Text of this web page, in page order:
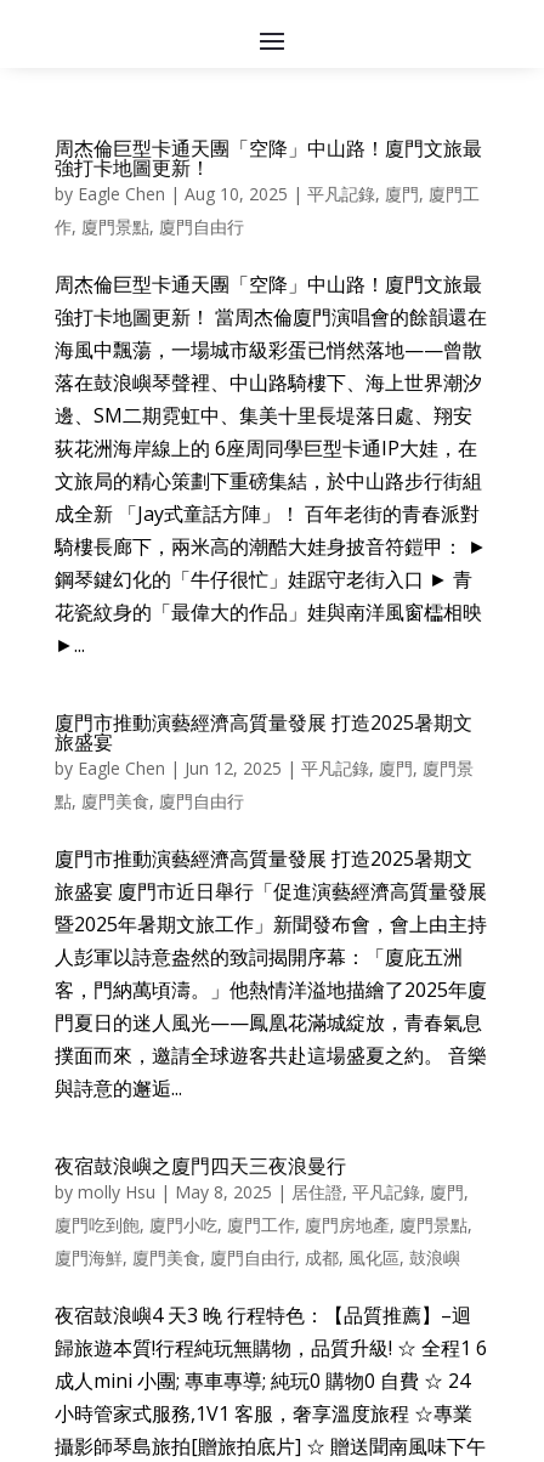
周杰倫巨型卡通天團「空降」中山路！廈門文旅最
強打卡地圖更新！
by Eagle Chen | Aug 10, 2025 | 平凡記錄, 廈門, 廈門工
作, 廈門景點, 廈門自由行
周杰倫巨型卡通天團「空降」中山路！廈門文旅最
強打卡地圖更新！ 當周杰倫廈門演唱會的餘韻還在
海風中飄蕩，一場城市級彩蛋已悄然落地——曾散
落在鼓浪嶼琴聲裡、中山路騎樓下、海上世界潮汐
邊、SM二期霓虹中、集美十里長堤落日處、翔安
荻花洲海岸線上的 6座周同學巨型卡通IP大娃，在
文旅局的精心策劃下重磅集結，於中山路步行街組
成全新 「Jay式童話方陣」！ 百年老街的青春派對
騎樓長廊下，兩米高的潮酷大娃身披音符鎧甲： ►
鋼琴鍵幻化的「牛仔很忙」娃踞守老街入口 ► 青
花瓷紋身的「最偉大的作品」娃與南洋風窗櫺相映
►...
廈門市推動演藝經濟高質量發展 打造2025暑期文
旅盛宴
by Eagle Chen | Jun 12, 2025 | 平凡記錄, 廈門, 廈門景
點, 廈門美食, 廈門自由行
廈門市推動演藝經濟高質量發展 打造2025暑期文
旅盛宴 廈門市近日舉行「促進演藝經濟高質量發展
暨2025年暑期文旅工作」新聞發布會，會上由主持
人彭軍以詩意盎然的致詞揭開序幕：「廈庇五洲
客，門納萬頃濤。」他熱情洋溢地描繪了2025年廈
門夏日的迷人風光——鳳凰花滿城綻放，青春氣息
撲面而來，邀請全球遊客共赴這場盛夏之約。 音樂
與詩意的邂逅...
夜宿鼓浪嶼之廈門四天三夜浪曼行
by molly Hsu | May 8, 2025 | 居住證, 平凡記錄, 廈門,
廈門吃到飽, 廈門小吃, 廈門工作, 廈門房地產, 廈門景點,
廈門海鮮, 廈門美食, 廈門自由行, 成都, 風化區, 鼓浪嶼
夜宿鼓浪嶼4 天3 晚 行程特色：【品質推薦】–迴
歸旅遊本質!行程純玩無購物，品質升級! ☆ 全程1 6
成人mini 小團; 專車專導; 純玩0 購物0 自費 ☆ 24
小時管家式服務,1V1 客服，奢享溫度旅程 ☆專業
攝影師琴島旅拍[贈旅拍底片] ☆ 贈送聞南風味下午